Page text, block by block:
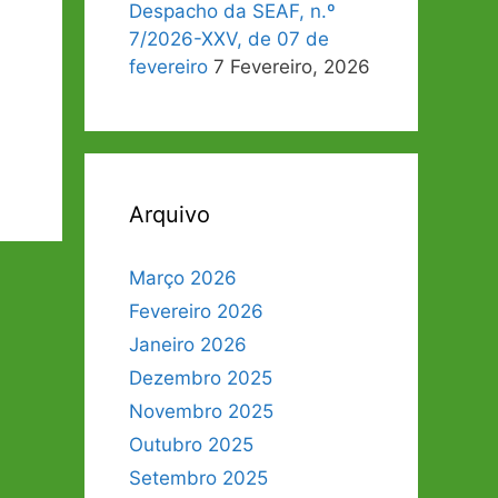
Despacho da SEAF, n.º
7/2026-XXV, de 07 de
fevereiro 7 Fevereiro, 2026
Arquivo
Março 2026
Fevereiro 2026
Janeiro 2026
Dezembro 2025
Novembro 2025
Outubro 2025
Setembro 2025